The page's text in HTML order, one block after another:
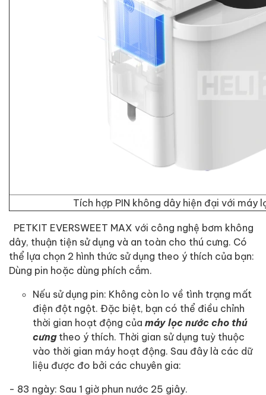
Tích hợp PIN không dây hiện đại với máy
PETKIT EVERSWEET MAX với công nghệ bơm không
dây, thuận tiện sử dụng và an toàn cho thú cưng. Có
thể lựa chọn 2 hình thức sử dụng theo ý thích của bạn:
Dùng pin hoặc dùng phích cắm.
Nếu sử dụng pin: Không còn lo về tình trạng mất
điện đột ngột. Đặc biệt, bạn có thể điều chỉnh
thời gian hoạt động của máy lọc nước cho thú
cưngtheo ý thích. Thời gian sử dụng tuỳ thuộc
vào thời gian máy hoạt động. Sau đây là các dữ
liệu được đo bởi các chuyên gia:
- 83 ngày: Sau 1 giờ phun nước 25 giây.